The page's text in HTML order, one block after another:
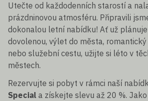
Utečte od každodenních starostí a
prázdninovou atmosféru. Připravili
dokonalou letní nabídku! Ať už
dovolenou, výlet do města,
nebo služební cestu, užijte si léto v
městech.
Rezervujte si pobyt v rámci naší
Special a získejte slevu až 20 %.